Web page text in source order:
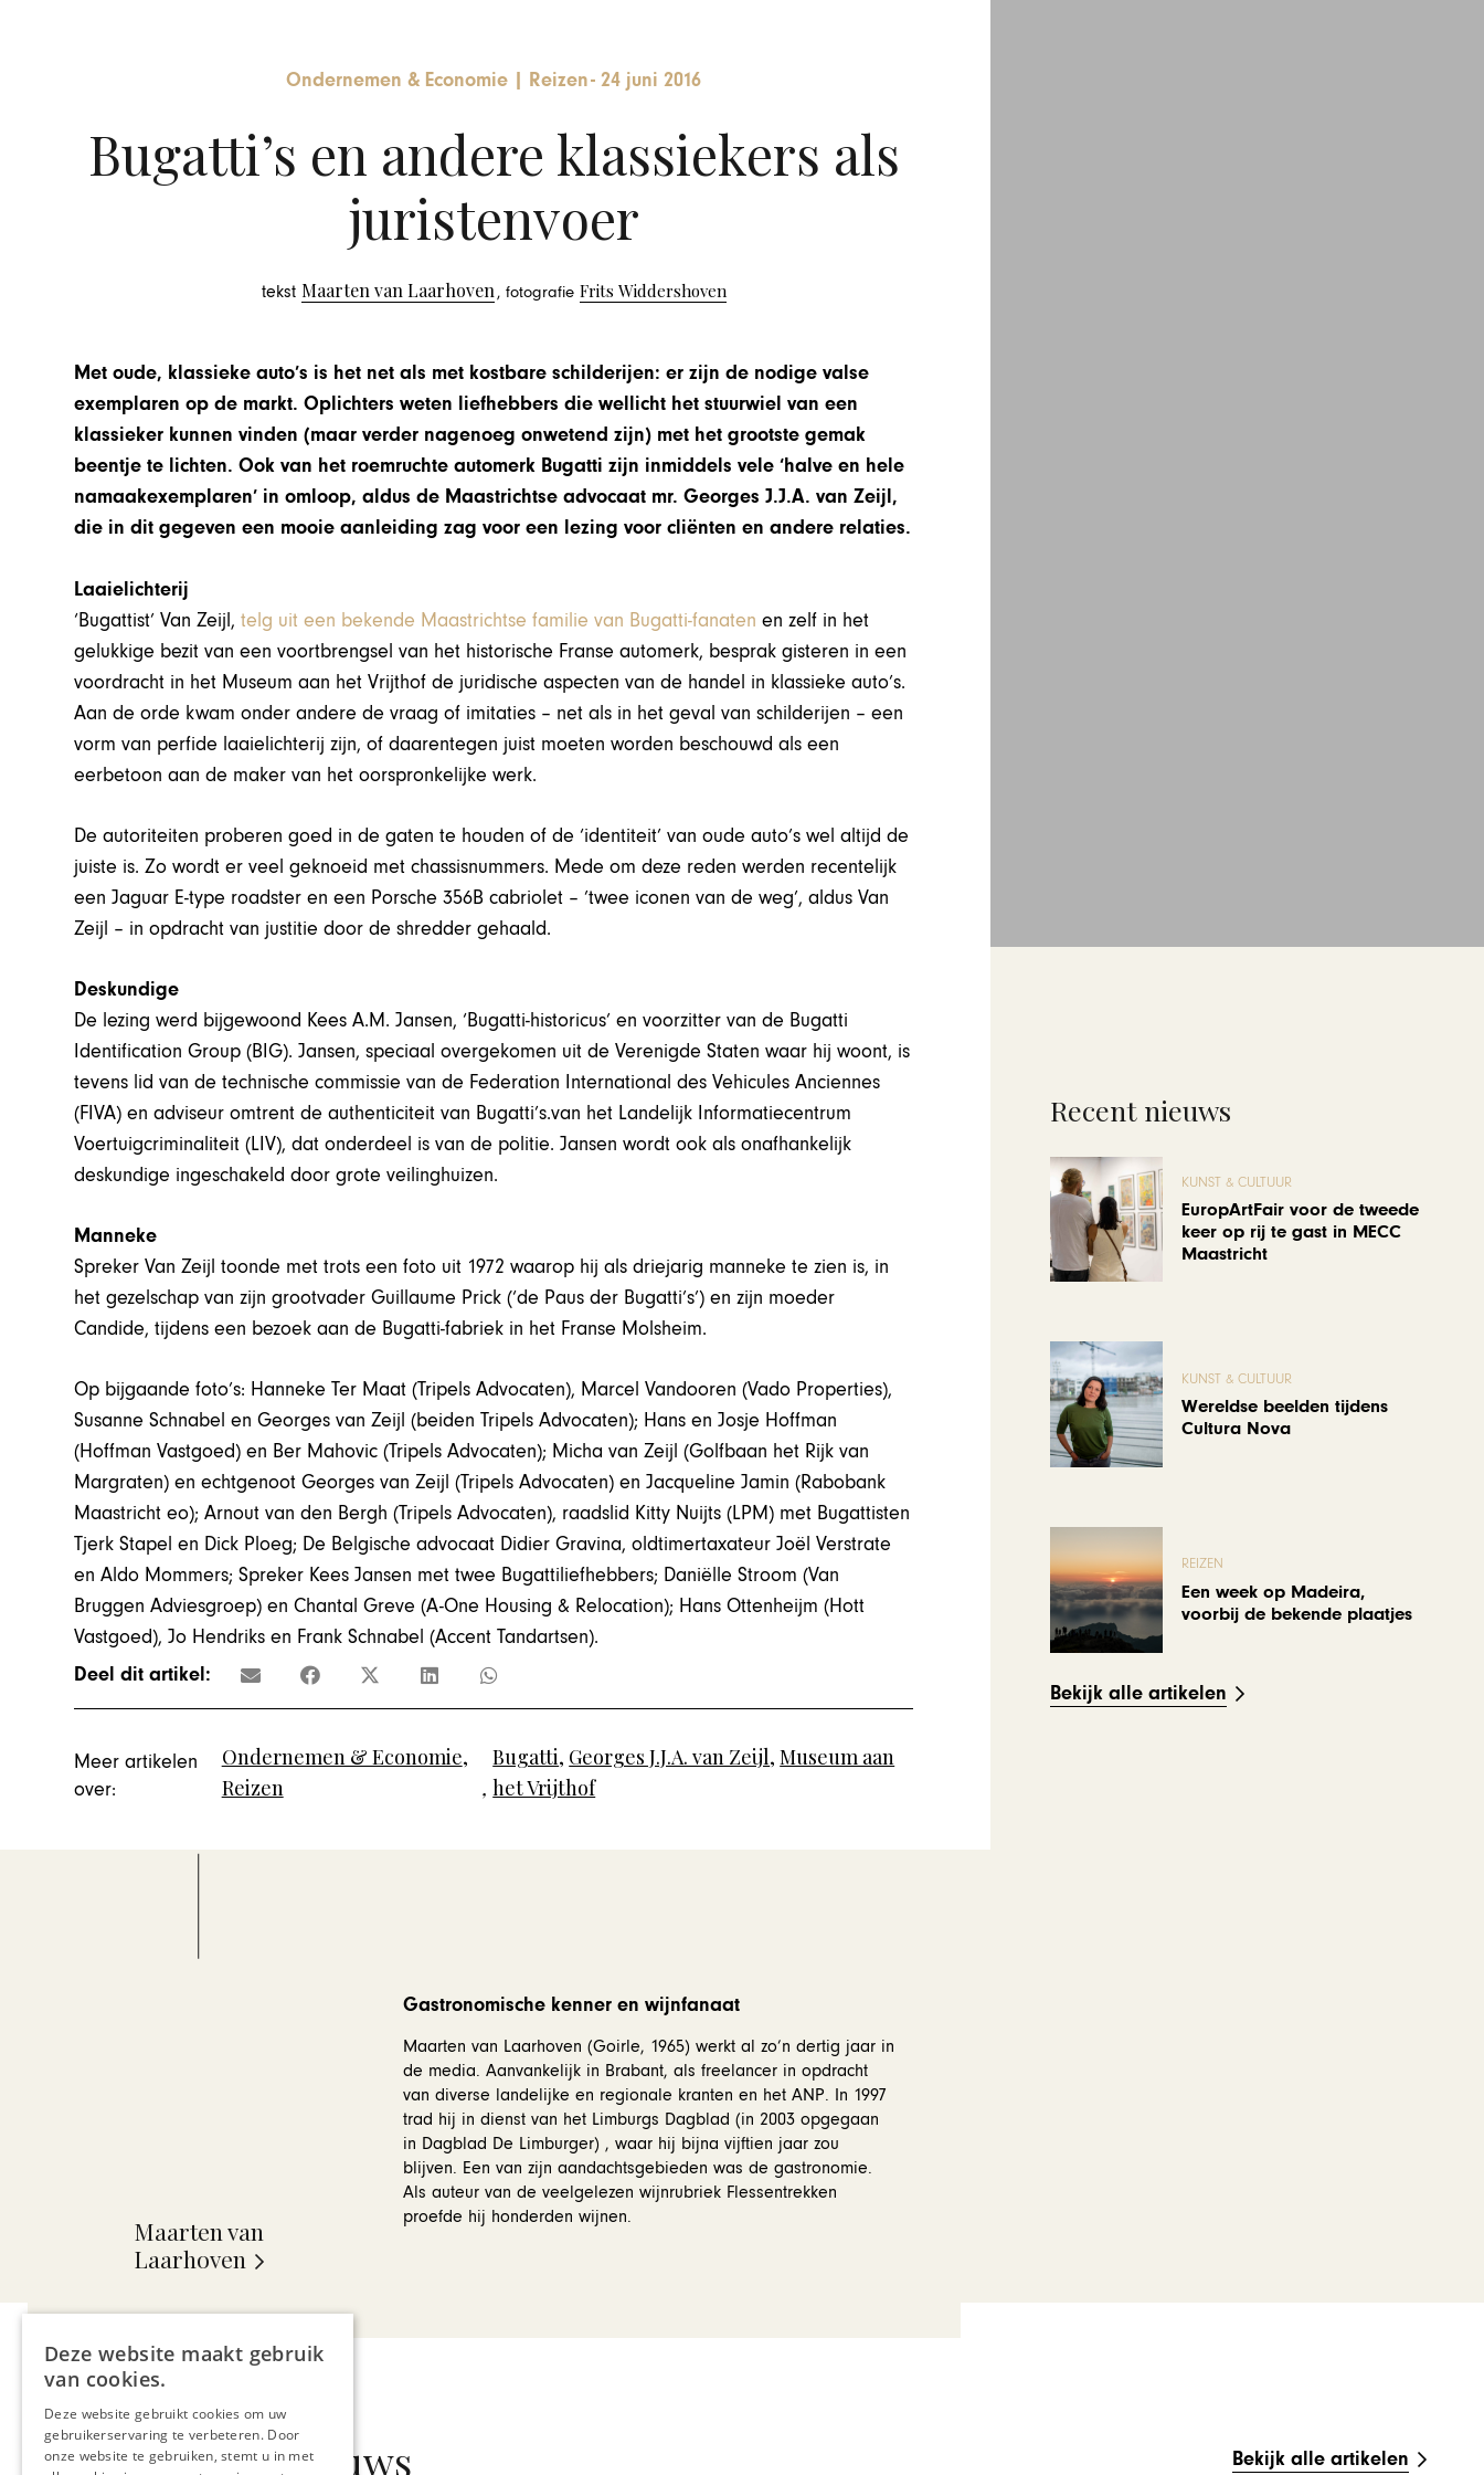
Ondernemen & Economie Reizen-24 juni 2016
Bugatti’s en andere klassiekers als
juristenvoer
tekst Maarten van Laarhoven , fotografie Frits Widdershoven
Met oude, klassieke auto’s is het net als met kostbare schilderijen: er zijn de nodige valse
exemplaren op de markt. Oplichters weten liefhebbers die wellicht het stuurwiel van een
klassieker kunnen vinden (maar verder nagenoeg onwetend zijn) met het grootste gemak
beentje te lichten. Ook van het roemruchte automerk Bugatti zijn inmiddels vele ‘halve en hele
namaakexemplaren’ in omloop, aldus de Maastrichtse advocaat mr. Georges J.J.A. van Zeijl,
die in dit gegeven een mooie aanleiding zag voor een lezing voor cliënten en andere relaties.
Laaielichterij
‘Bugattist’ Van Zeijl,telg uit een bekende Maastrichtse familie van Bugatti-fanaten en zelf in het
gelukkige bezit van een voortbrengsel van het historische Franse automerk, besprak gisteren in een
voordracht in het Museum aan het Vrijthof de juridische aspecten van de handel in klassieke auto’s.
Aan de orde kwam onder andere de vraag of imitaties – net als in het geval van schilderijen – een
vorm van perfide laaielichterij zijn, of daarentegen juist moeten worden beschouwd als een
eerbetoon aan de maker van het oorspronkelijke werk.
De autoriteiten proberen goed in de gaten te houden of de ‘identiteit’ van oude auto’s wel altijd de
juiste is. Zo wordt er veel geknoeid met chassisnummers. Mede om deze reden werden recentelijk
een Jaguar E-type roadster en een Porsche 356B cabriolet – ’twee iconen van de weg’, aldus Van
Zeijl – in opdracht van justitie door de shredder gehaald.
Deskundige
De lezing werd bijgewoond Kees A.M. Jansen, ‘Bugatti-historicus’ en voorzitter van de Bugatti
Identification Group (BIG). Jansen, speciaal overgekomen uit de Verenigde Staten waar hij woont, is
tevens lid van de technische commissie van de Federation International des Vehicules Anciennes
(FIVA) en adviseur omtrent de authenticiteit van Bugatti’s.van het Landelijk Informatiecentrum
Voertuigcriminaliteit (LIV), dat onderdeel is van de politie. Jansen wordt ook als onafhankelijk
deskundige ingeschakeld door grote veilinghuizen.
Manneke
Spreker Van Zeijl toonde met trots een foto uit 1972 waarop hij als driejarig manneke te zien is, in
het gezelschap van zijn grootvader Guillaume Prick (‘de Paus der Bugatti’s’) en zijn moeder
Candide, tijdens een bezoek aan de Bugatti-fabriek in het Franse Molsheim.
Op bijgaande foto’s: Hanneke Ter Maat (Tripels Advocaten), Marcel Vandooren (Vado Properties),
Susanne Schnabel en Georges van Zeijl (beiden Tripels Advocaten); Hans en Josje Hoffman
(Hoffman Vastgoed) en Ber Mahovic (Tripels Advocaten); Micha van Zeijl (Golfbaan het Rijk van
Margraten) en echtgenoot Georges van Zeijl (Tripels Advocaten) en Jacqueline Jamin (Rabobank
Maastricht eo); Arnout van den Bergh (Tripels Advocaten), raadslid Kitty Nuijts (LPM) met Bugattisten
Tjerk Stapel en Dick Ploeg; De Belgische advocaat Didier Gravina, oldtimertaxateur Joël Verstrate
en Aldo Mommers; Spreker Kees Jansen met twee Bugattiliefhebbers; Daniëlle Stroom (Van
Bruggen Adviesgroep) en Chantal Greve (A-One Housing & Relocation); Hans Ottenheijm (Hott
Vastgoed), Jo Hendriks en Frank Schnabel (Accent Tandartsen).
Deel dit artikel:
Meer artikelen
over:
Ondernemen & Economie,
Reizen
,
Bugatti, Georges J.J.A. van Zeijl,Museum aan
het Vrijthof
Maarten van
Laarhoven
Gastronomische kenner en wijnfanaat
Maarten van Laarhoven (Goirle, 1965) werkt al zo’n dertig jaar in
de media. Aanvankelijk in Brabant, als freelancer in opdracht
van diverse landelijke en regionale kranten en het ANP. In 1997
trad hij in dienst van het Limburgs Dagblad (in 2003 opgegaan
in Dagblad De Limburger) , waar hij bijna vijftien jaar zou
blijven. Een van zijn aandachtsgebieden was de gastronomie.
Als auteur van de veelgelezen wijnrubriek Flessentrekken
proefde hij honderden wijnen.
Recent nieuws
KUNST & CULTUUR
EuropArtFair voor de tweede
keer op rij te gast in MECC
Maastricht
KUNST & CULTUUR
Wereldse beelden tijdens
Cultura Nova
REIZEN
Een week op Madeira,
voorbij de bekende plaatjes
Bekijk alle artikelen
Gerelateerd nieuws Bekijk alle artikelen
Deze website maakt gebruik
van cookies.
Deze website gebruikt cookies om uw
gebruikerservaring te verbeteren. Door
onze website te gebruiken, stemt u in met